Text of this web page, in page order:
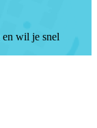
wil je snel